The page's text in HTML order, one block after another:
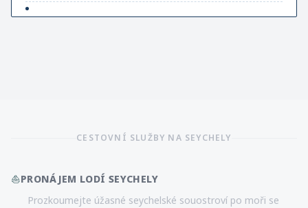
CESTOVNÍ SLUŽBY NA SEYCHELY
⛵PRONÁJEM LODÍ SEYCHELY
Prozkoumejte úžasné seychelské souostroví po moři se